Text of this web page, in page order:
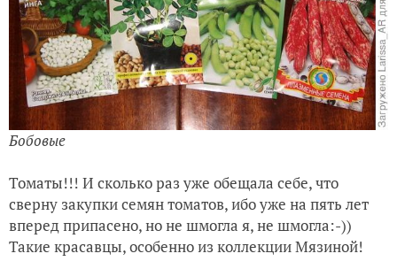
Бобовые
Томаты!!! И сколько раз уже обещала себе, что
сверну закупки семян томатов, ибо уже на пять лет
вперед припасено, но не шмогла я, не шмогла:-))
Такие красавцы, особенно из коллекции Мязиной!